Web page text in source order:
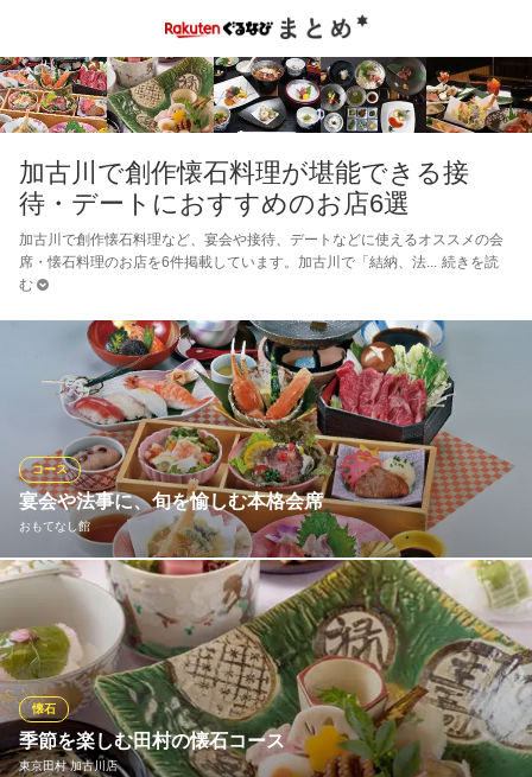
加古川で創作懐石料理が堪能できる接
待・デートにおすすめのお店6選
加古川で創作懐石料理など、宴会や接待、デートなどに使えるオススメの会
席・懐石料理のお店を6件掲載しています。加古川で「結納、法
続きを読
む
宴会や法事に、旬を愉しむ本格会席
おもてなし館
コース
旬の食材をふんだんに使用し、熟練した料理人が手掛ける会席料
理や宴会コースの数々は目で舌で楽しめる逸品ぞろい。名物の
「かに料理」、鮮魚の「刺身」「にぎり寿司」、地産地消の「但
馬牛」などが楽しめる多彩なプランをご用意しております。企業
宴会や法事後のお食事、友人との集まりなど様々なシーンでご利
用ください。
季節を楽しむ田村の懐石コース
東京田村 加古川店
懐石